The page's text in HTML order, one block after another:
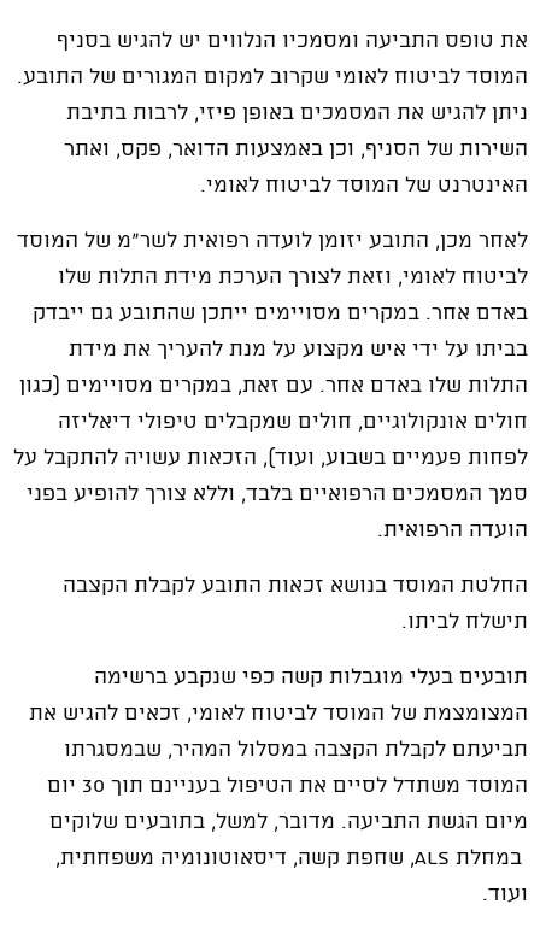
את טופס התביעה ומסמכיו הנלווים יש להגיש בסניף
המוסד לביטוח לאומי שקרוב למקום המגורים של התובע.
ניתן להגיש את המסמכים באופן פיזי, לרבות בתיבת
השירות של הסניף, וכן באמצעות הדואר, פקס, ואתר
האינטרנט של המוסד לביטוח לאומי.
לאחר מכן, התובע יזומן לועדה רפואית לשר"מ של המוסד
לביטוח לאומי, וזאת לצורך הערכת מידת התלות שלו
באדם אחר. במקרים מסויימים ייתכן שהתובע גם ייבדק
בביתו על ידי איש מקצוע על מנת להעריך את מידת
התלות שלו באדם אחר. עם זאת, במקרים מסויימים (כגון
חולים אונקולוגיים, חולים שמקבלים טיפולי דיאליזה
לפחות פעמיים בשבוע, ועוד), הזכאות עשויה להתקבל על
סמך המסמכים הרפואיים בלבד, וללא צורך להופיע בפני
הועדה הרפואית.
החלטת המוסד בנושא זכאות התובע לקבלת הקצבה
תישלח לביתו.
תובעים בעלי מוגבלות קשה כפי שנקבע ברשימה
המצומצמת של המוסד לביטוח לאומי, זכאים להגיש את
תביעתם לקבלת הקצבה במסלול המהיר, שבמסגרתו
המוסד משתדל לסיים את הטיפול בעניינם תוך 30 יום
מיום הגשת התביעה. מדובר, למשל, בתובעים שלוקים
במחלת ALS, שחפת קשה, דיסאוטונומיה משפחתית,
ועוד.